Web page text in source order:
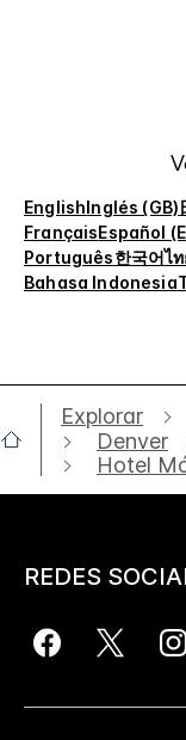
EnglishInglés (GB)
FrançaisEspañol
Português한국어ไ
Bahasa Indonesia
Explorar
Denver
Hotel
REDES